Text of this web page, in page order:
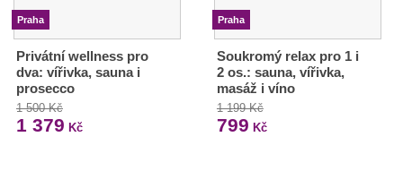
Praha
Privátní wellness pro
dva: vířivka, sauna i
prosecco
1 500 Kč
1 379 Kč
Praha
Soukromý relax pro 1 i
2 os.: sauna, vířivka,
masáž i víno
1 199 Kč
799 Kč